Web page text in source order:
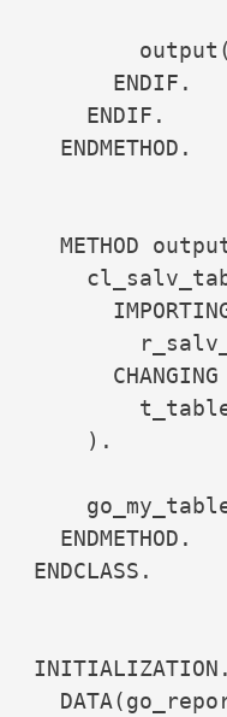
output(
ENDIF.
ENDIF.
ENDMETHOD.
METHOD
CHANGING
t_table =
).
ENDMETHOD.
ENDCLASS.
INITIALIZATION.